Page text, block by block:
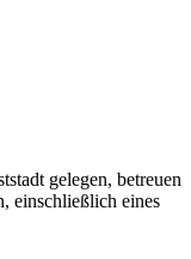
gelegen, betreuen
einschließlich eines